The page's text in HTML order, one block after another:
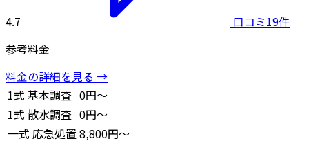
4.7
口コミ19件
参考料金
料金の詳細を見る →
1式 基本調査 0円～
1式 散水調査 0円～
一式 応急処置 8,800円～